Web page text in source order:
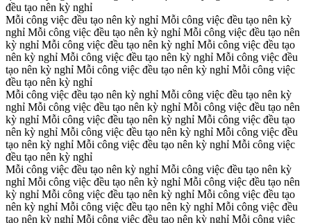
đều tạo nên kỳ nghỉ
Mỗi công việc đều tạo nên kỳ nghỉ Mỗi công việc đều tạo nên kỳ
nghỉ Mỗi công việc đều tạo nên kỳ nghỉ Mỗi công việc đều tạo nên
kỳ nghỉ Mỗi công việc đều tạo nên kỳ nghỉ Mỗi công việc đều tạo
nên kỳ nghỉ Mỗi công việc đều tạo nên kỳ nghỉ Mỗi công việc đều
tạo nên kỳ nghỉ Mỗi công việc đều tạo nên kỳ nghỉ Mỗi công việc
đều tạo nên kỳ nghỉ
Mỗi công việc đều tạo nên kỳ nghỉ Mỗi công việc đều tạo nên kỳ
nghỉ Mỗi công việc đều tạo nên kỳ nghỉ Mỗi công việc đều tạo nên
kỳ nghỉ Mỗi công việc đều tạo nên kỳ nghỉ Mỗi công việc đều tạo
nên kỳ nghỉ Mỗi công việc đều tạo nên kỳ nghỉ Mỗi công việc đều
tạo nên kỳ nghỉ Mỗi công việc đều tạo nên kỳ nghỉ Mỗi công việc
đều tạo nên kỳ nghỉ
Mỗi công việc đều tạo nên kỳ nghỉ Mỗi công việc đều tạo nên kỳ
nghỉ Mỗi công việc đều tạo nên kỳ nghỉ Mỗi công việc đều tạo nên
kỳ nghỉ Mỗi công việc đều tạo nên kỳ nghỉ Mỗi công việc đều tạo
nên kỳ nghỉ Mỗi công việc đều tạo nên kỳ nghỉ Mỗi công việc đều
tạo nên kỳ nghỉ Mỗi công việc đều tạo nên kỳ nghỉ Mỗi công việc